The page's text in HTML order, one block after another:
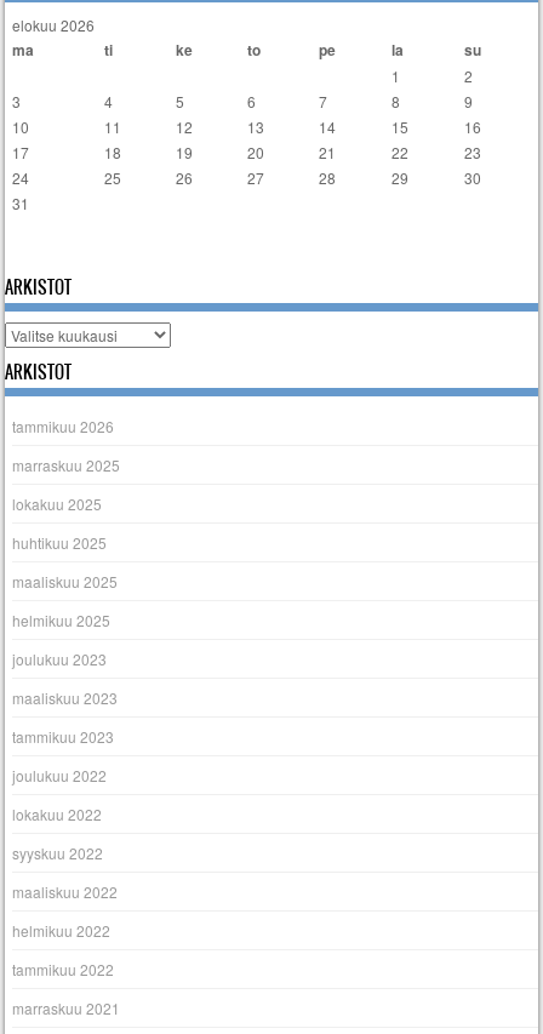
elokuu 2026
ma ti ke to pe la su
1
2
3
4 5 6 7 8
9
10
11 12 13 14 15
16
17
18 19 20 21 22
23
24
25 26 27 28 29
30
31
ARKISTOT
Arkistot
ARKISTOT
tammikuu 2026
marraskuu 2025
lokakuu 2025
huhtikuu 2025
maaliskuu 2025
helmikuu 2025
joulukuu 2023
maaliskuu 2023
tammikuu 2023
joulukuu 2022
lokakuu 2022
syyskuu 2022
maaliskuu 2022
helmikuu 2022
tammikuu 2022
marraskuu 2021